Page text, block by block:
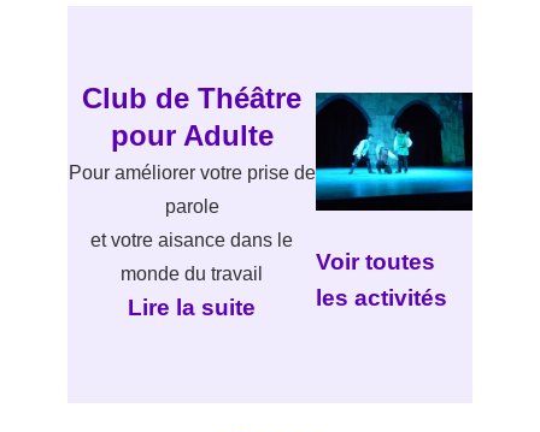
Club de Théâtre
pour Adulte
Pour améliorer votre prise de
parole
et votre aisance dans le
monde du travail
Lire la suite
Voir toutes
les activités